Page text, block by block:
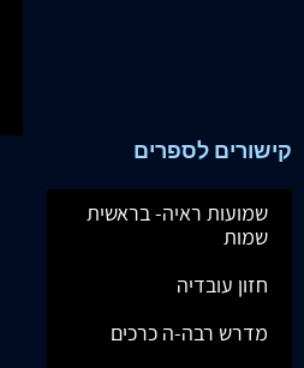
קישורים לספרים
שמועות ראיה- בראשית
שמות
חזון עובדיה
מדרש רבה-ה כרכים